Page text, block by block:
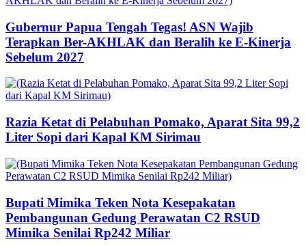
Gubernur Papua Tengah Tegas! ASN Wajib
Terapkan Ber-AKHLAK dan Beralih ke E-Kinerja
Sebelum 2027
Razia Ketat di Pelabuhan Pomako, Aparat Sita 99,2
Liter Sopi dari Kapal KM Sirimau
Bupati Mimika Teken Nota Kesepakatan
Pembangunan Gedung Perawatan C2 RSUD
Mimika Senilai Rp242 Miliar